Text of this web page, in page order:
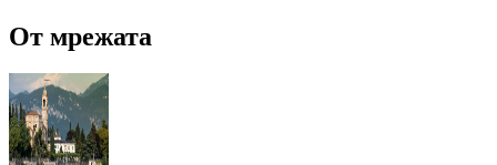
От мрежата